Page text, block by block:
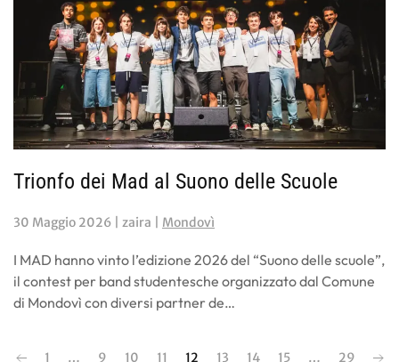
Trionfo dei Mad al Suono delle Scuole
30 Maggio 2026 | zaira | Mondovì
I MAD hanno vinto l’edizione 2026 del “Suono delle scuole”,
il contest per band studentesche organizzato dal Comune
di Mondovì con diversi partner de…
1 … 9 10 11 12 13 14 15 … 29